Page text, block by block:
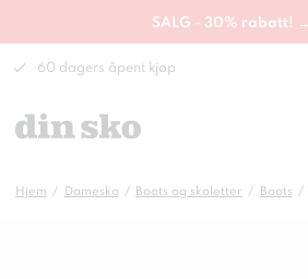
SALG - 30% rabatt! →
60 dagers åpent kjøp
Hjem Damesko Boots og skoletter Boots